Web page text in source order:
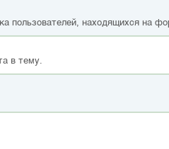
пользователей, находящихся на
в тему.